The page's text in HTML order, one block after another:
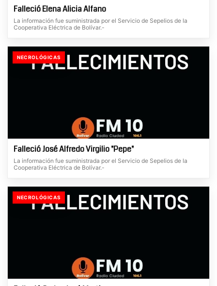
Falleció Elena Alicia Alfano
La información fue suministrada por el Servicio de Sepelios de la
Cooperativa Eléctrica de Bolívar.-
NECROLÓGICAS
Falleció José Alfredo Virgilio "Pepe"
La información fue suministrada por el Servicio de Sepelios de la
Cooperativa Eléctrica de Bolívar.-
NECROLÓGICAS